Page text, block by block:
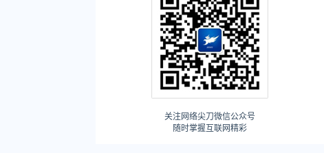
关注网络尖刀微信公众号
随时掌握互联网精彩